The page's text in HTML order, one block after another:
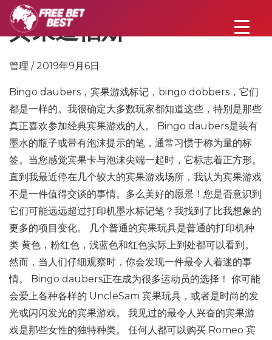
宾果道伯斯
管理 / 2019年9月6日
Bingo daubers，宾果游戏标记，bingo dobbers，它们
都是一样的。我很确定大多数玩家都知道这些，特别是那些
真正喜欢参加经典宾果游戏的人。 Bingo daubers是装有
墨水的瓶子或带有泡沫提示的笔，通常习惯于称为量的标
签。当您感觉宾果卡与泡沫尖端一起时，它标志着正方形。
直到我最近停在几个较大的宾果游戏场所，我认为宾果游戏
不是一件值得交谈的事情。多么美好的愿景！您是否意识到
它们可能远远超过打印机墨水标记笔？我找到了比我想象的
更多的项目变化。 几个普通的宾果玩具是普通的打印机种
类 黄色，粉红色，浅蓝色和红色实际上到处都可以看到。
然而，当人们仔细观察时，你会发现一件最令人着迷的事
情。 Bingo daubers正在成为很多运动员的选择！ 你可能
会爱上各种各样的 UncleSam 宾果玩具，或者是时尚的发
光或闪闪发光的宾果游戏。 我见过的最令人兴奋的宾果游
戏是那些女性的独特种类。 任何人都可以购买 Romeo 宾